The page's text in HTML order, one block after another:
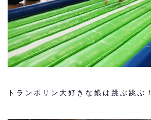
トランポリン大好きな娘は跳ぶ跳ぶ！